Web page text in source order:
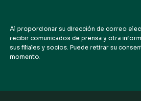
Al proporcionar su dirección de correo
recibir comunicados de prensa y otra
sus filiales y socios. Puede retirar su
momento.